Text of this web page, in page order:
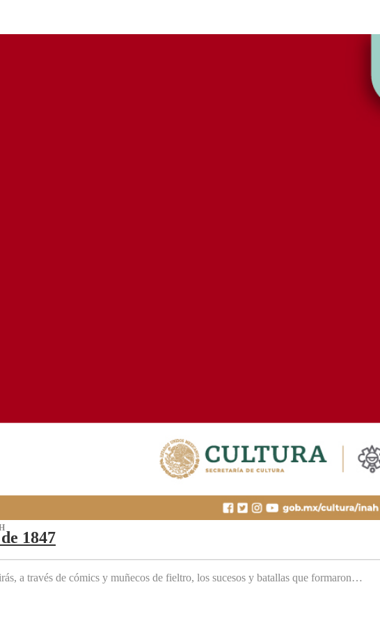
1847
a través de cómics y muñecos de fieltro, los sucesos y batallas que formaron…